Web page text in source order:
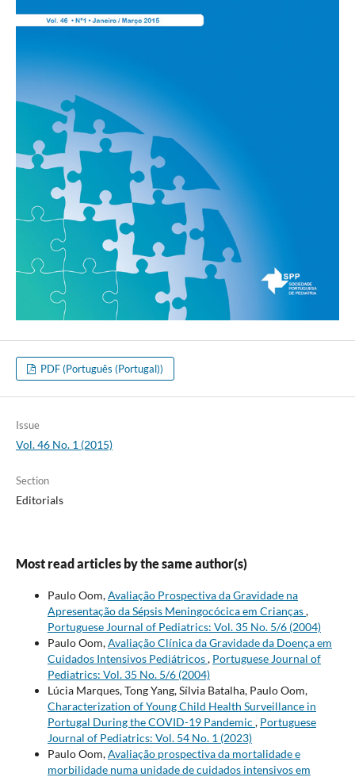
PDF (Português (Portugal))
Issue
Vol. 46 No. 1 (2015)
Section
Editorials
Most read articles by the same author(s)
Paulo Oom,Avaliação Prospectiva da Gravidade na
Apresentação da Sépsis Meningocócica em Crianças,
Portuguese Journal of Pediatrics: Vol. 35 No. 5/6 (2004)
Paulo Oom,Avaliação Clínica da Gravidade da Doença em
Cuidados Intensivos Pediátricos, Portuguese Journal of
Pediatrics: Vol. 35 No. 5/6 (2004)
Lúcia Marques, Tong Yang, Sílvia Batalha, Paulo Oom,
Characterization of Young Child Health Surveillance in
Portugal During the COVID-19 Pandemic , Portuguese
Journal of Pediatrics: Vol. 54 No. 1 (2023)
Paulo Oom,Avaliação prospectiva da mortalidade e
morbilidade numa unidade de cuidados intensivos em